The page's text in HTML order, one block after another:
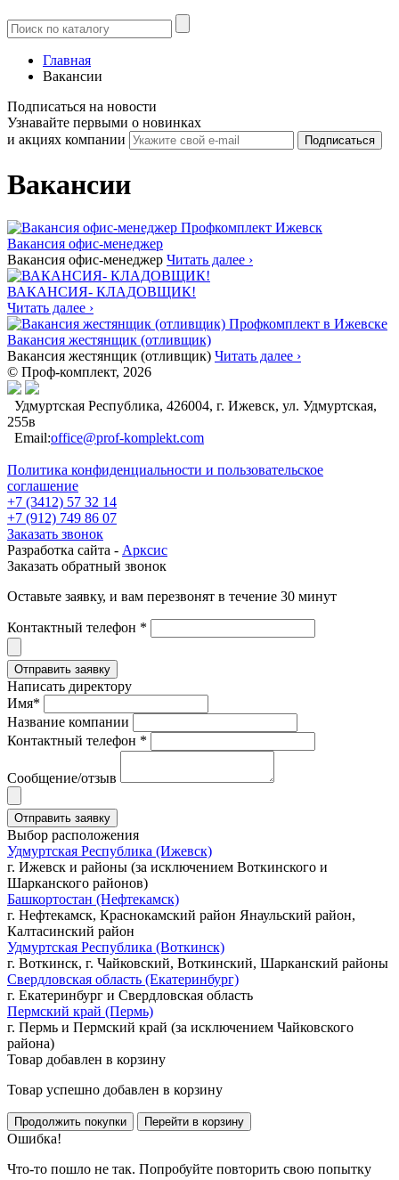
Главная
Вакансии
Подписаться на новости
Узнавайте первыми о новинках
и акциях компании
Вакансии
Вакансия офис-менеджер
Вакансия офис-менеджер Читать далее ›
ВАКАНСИЯ- КЛАДОВЩИК!
Читать далее ›
Вакансия жестянщик (отливщик)
Вакансия жестянщик (отливщик) Читать далее ›
© Проф-комплект, 2026
Удмуртская Республика, 426004, г. Ижевск, ул. Удмуртская,
255в
Email:office@prof-komplekt.com
Политика конфиденциальности и пользовательское
соглашение
+7 (3412) 57 32 14
+7 (912) 749 86 07
Заказать звонок
Разработка сайта - Арксис
Заказать обратный звонок
Оставьте заявку, и вам перезвонят в течение 30 минут
Контактный телефон *
Написать директору
Имя*
Название компании
Контактный телефон *
Сообщение/отзыв
Выбор расположения
Удмуртская Республика (Ижевск)
г. Ижевск и районы (за исключением Воткинского и
Шарканского районов)
Башкортостан (Нефтекамск)
г. Нефтекамск, Краснокамский район Янаульский район,
Калтасинский район
Удмуртская Республика (Воткинск)
г. Воткинск, г. Чайковский, Воткинский, Шарканский районы
Свердловская область (Екатеринбург)
г. Екатеринбург и Свердловская область
Пермский край (Пермь)
г. Пермь и Пермский край (за исключением Чайковского
района)
Товар добавлен в корзину
Товар успешно добавлен в корзину
Ошибка!
Что-то пошло не так. Попробуйте повторить свою попытку